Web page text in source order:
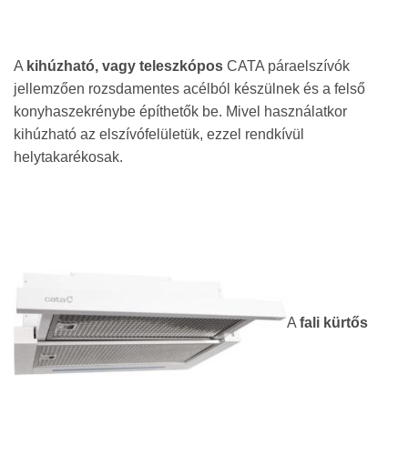
A kihúzható, vagy teleszkópos CATA páraelszívók
jellemzően rozsdamentes acélból készülnek és a felső
konyhaszekrénybe építhetők be. Mivel használatkor
kihúzható az elszívófelületük, ezzel rendkívül
helytakarékosak.
A fali kürtős